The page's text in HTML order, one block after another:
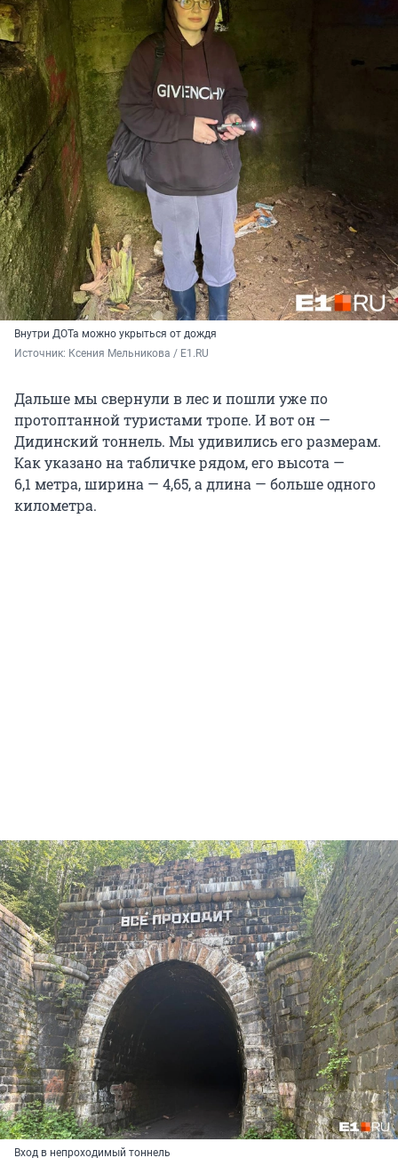
Внутри ДОТа можно укрыться от дождя
Источник: Ксения Мельникова / E1.RU
Дальше мы свернули в лес и пошли уже по
протоптанной туристами тропе. И вот он —
Дидинский тоннель. Мы удивились его размерам.
Как указано на табличке рядом, его высота —
6,1 метра, ширина — 4,65, а длина — больше одного
километра.
Вход в непроходимый тоннель